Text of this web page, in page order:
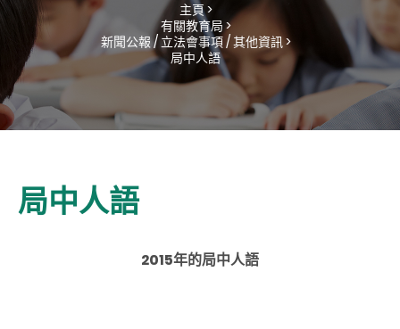
主頁 >
有關教育局 >
新聞公報 / 立法會事項 / 其他資訊 >
局中人語
局中人語
2015年的局中人語